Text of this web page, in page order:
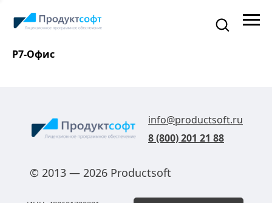
Р7-Офис
8 (800) 201 21 88
info@productsoft.ru
© 2013 — 2026 Productsoft